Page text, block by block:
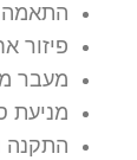
התאמה
פיזור
מעבר
מניעת
התקנה